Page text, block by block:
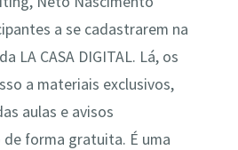
a se cadastrarem na
LA CASA DIGITAL. Lá, os
a materiais exclusivos,
aulas e avisos
forma gratuita. É uma